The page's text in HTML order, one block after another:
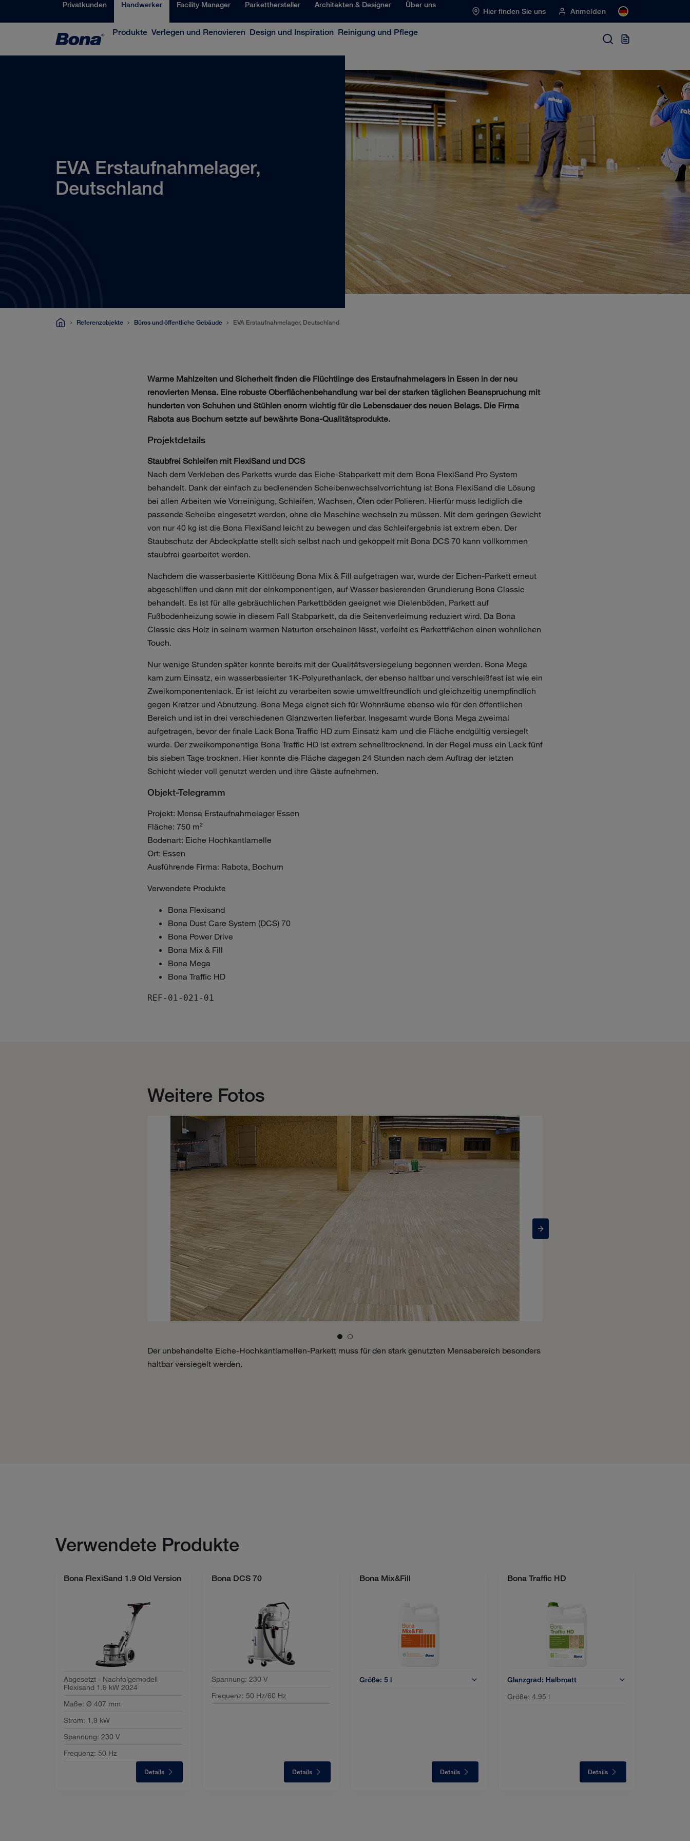
Privatkunden Handwerker Facility Manager Parketthersteller Architekten & Designer Über uns
Hier finden Sie uns Anmelden
Produkte Verlegen und Renovieren Design und Inspiration Reinigung und Pflege
EVA Erstaufnahmelager,
Deutschland
Referenzobjekte Büros und öffentliche Gebäude EVA Erstaufnahmelager, Deutschland
Warme Mahlzeiten und Sicherheit finden die Flüchtlinge des Erstaufnahmelagers in Essen in der neu
renovierten Mensa. Eine robuste Oberflächenbehandlung war bei der starken täglichen Beanspruchung mit
hunderten von Schuhen und Stühlen enorm wichtig für die Lebensdauer des neuen Belags. Die Firma
Rabota aus Bochum setzte auf bewährte Bona-Qualitätsprodukte.
Projektdetails
Staubfrei Schleifen mit FlexiSand und DCS
Nach dem Verkleben des Parketts wurde das Eiche-Stabparkett mit dem Bona FlexiSand Pro System
behandelt. Dank der einfach zu bedienenden Scheibenwechselvorrichtung ist Bona FlexiSand die Lösung
bei allen Arbeiten wie Vorreinigung, Schleifen, Wachsen, Ölen oder Polieren. Hierfür muss lediglich die
passende Scheibe eingesetzt werden, ohne die Maschine wechseln zu müssen. Mit dem geringen Gewicht
von nur 40 kg ist die Bona FlexiSand leicht zu bewegen und das Schleifergebnis ist extrem eben. Der
Staubschutz der Abdeckplatte stellt sich selbst nach und gekoppelt mit Bona DCS 70 kann vollkommen
staubfrei gearbeitet werden.
Nachdem die wasserbasierte Kittlösung Bona Mix & Fill aufgetragen war, wurde der Eichen-Parkett erneut
abgeschliffen und dann mit der einkomponentigen, auf Wasser basierenden Grundierung Bona Classic
behandelt. Es ist für alle gebräuchlichen Parkettböden geeignet wie Dielenböden, Parkett auf
Fußbodenheizung sowie in diesem Fall Stabparkett, da die Seitenverleimung reduziert wird. Da Bona
Classic das Holz in seinem warmen Naturton erscheinen lässt, verleiht es Parkettflächen einen wohnlichen
Touch.
Nur wenige Stunden später konnte bereits mit der Qualitätsversiegelung begonnen werden. Bona Mega
kam zum Einsatz, ein wasserbasierter 1K-Polyurethanlack, der ebenso haltbar und verschleißfest ist wie ein
Zweikomponentenlack. Er ist leicht zu verarbeiten sowie umweltfreundlich und gleichzeitig unempfindlich
gegen Kratzer und Abnutzung. Bona Mega eignet sich für Wohnräume ebenso wie für den öffentlichen
Bereich und ist in drei verschiedenen Glanzwerten lieferbar. Insgesamt wurde Bona Mega zweimal
aufgetragen, bevor der finale Lack Bona Traffic HD zum Einsatz kam und die Fläche endgültig versiegelt
wurde. Der zweikomponentige Bona Traffic HD ist extrem schnelltrocknend. In der Regel muss ein Lack fünf
bis sieben Tage trocknen. Hier konnte die Fläche dagegen 24 Stunden nach dem Auftrag der letzten
Schicht wieder voll genutzt werden und ihre Gäste aufnehmen.
Objekt-Telegramm
Projekt: Mensa Erstaufnahmelager Essen
Fläche: 750 m²
Bodenart: Eiche Hochkantlamelle
Ort: Essen
Ausführende Firma: Rabota, Bochum
Verwendete Produkte
Bona Flexisand
Bona Dust Care System (DCS) 70
Bona Power Drive
Bona Mix & Fill
Bona Mega
Bona Traffic HD
REF-01-021-01
Weitere Fotos
Der unbehandelte Eiche-Hochkantlamellen-Parkett muss für den stark genutzten Mensabereich besonders
haltbar versiegelt werden.
Verwendete Produkte
Bona FlexiSand 1.9 Old Version
Abgesetzt - Nachfolgemodell
Flexisand 1.9 kW 2024
Maße: Ø 407 mm
Strom: 1,9 kW
Spannung: 230 V
Frequenz: 50 Hz
Details
Bona DCS 70
Spannung: 230 V
Frequenz: 50 Hz/60 Hz
Details
Bona Mix&Fill
Größe: 5 l
Details
Bona Traffic HD
Glanzgrad:
Halbmatt
Größe:
4.95 l
Details